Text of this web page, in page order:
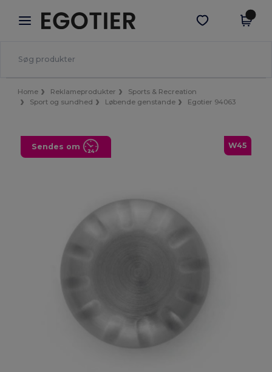
× Egotier-app
Bedre priser i appen!
Hent app
Home Reklameprodukter
Sports & Recreation
Sport og sundhed
Løbende genstande Egotier 94063
W45
Sendes om